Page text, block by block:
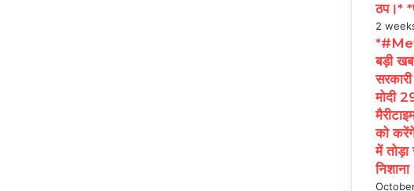
ठप।*
2
बड़ी
मोदी
को करेंगे
में तोड़ा